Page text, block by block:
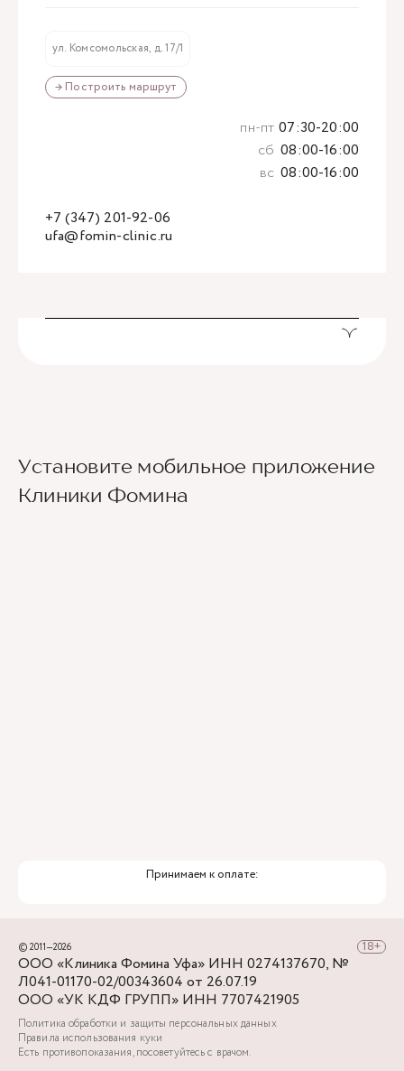
ул. Комсомольская, д. 17/1
→ Построить маршрут
ufa@fomin-clinic.ru
+7 (347) 201-92-06
пн-пт 07:30-20:00
сб 08:00-16:00
вс 08:00-16:00
Установите мобильное приложение
Клиники Фомина
Принимаем к оплате:
© 2011—2026
ООО «Клиника Фомина Уфа» ИНН 0274137670, №
Л041-01170-02/00343604 от 26.07.19
ООО «УК КДФ ГРУПП» ИНН 7707421905
Политика обработки и защиты персональных данных
Правила использования куки
Есть противопоказания, посоветуйтесь с врачом.